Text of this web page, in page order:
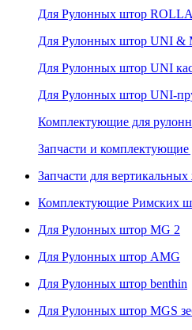
Для Рулонных штор ROLLA
Для Рулонных штор UNI &
Для Рулонных штор UNI
Для Рулонных штор UNI-
Комплектующие для
Запчасти и
Запчасти для
Комплектующие Римских
Для Рулонных штор MG 2
Для Рулонных штор AMG
Для Рулонных штор benthin
Для Рулонных штор MGS